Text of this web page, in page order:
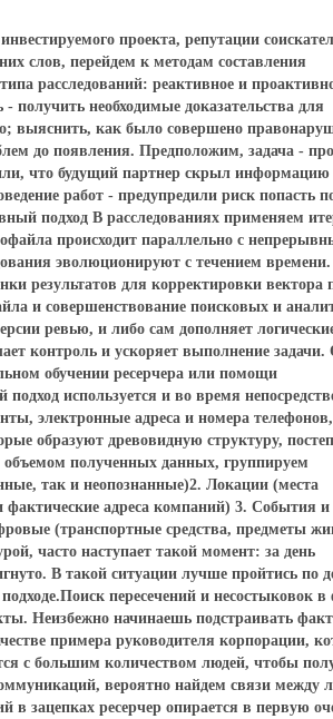
проекта, репутации
слов, перейдем к методам составления
расследований: реактивное и
получить необходимые доказательства для
выяснить, как было совершено
до появления. Предположим, задача -
что будущий партнер скрыл информацию
работ - предупредили риск попасть
подход В расследованиях применяем
происходит параллельно с
эволюционируют с течением
результатов для корректировки вектора
и совершенствование поисковых и
ревью, и либо сам дополняет
контроль и ускоряет выполнение задачи.
обучении ресерчера или помощи
используется и во время
электронные адреса и номера телефонов,
образуют древовидную структуру,
полученных данных, группируем
так и неопознанные)2. Локации (места
адреса компаний) 3. События и
(транспортные средства, предметы
часто наступает такой момент: за день
В такой ситуации лучше пройтись по
пересечений и несостыковок в
Неизбежно начинаешь подстраивать
примера руководителя корпорации,
с большим количеством людей, чтобы
вероятно найдем связи между
в зацепках ресерчер опирается в первую